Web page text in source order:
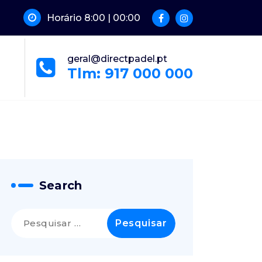
Horário 8:00 | 00:00
geral@directpadel.pt
Tlm: 917 000 000
Search
por: